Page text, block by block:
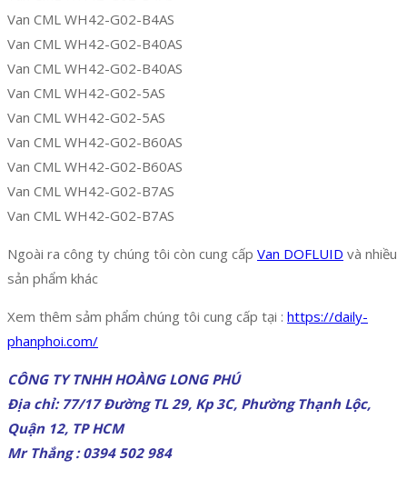
Van CML WH42-G02-B4AS
Van CML WH42-G02-B40AS
Van CML WH42-G02-B40AS
Van CML WH42-G02-5AS
Van CML WH42-G02-5AS
Van CML WH42-G02-B60AS
Van CML WH42-G02-B60AS
Van CML WH42-G02-B7AS
Van CML WH42-G02-B7AS
Ngoài ra công ty chúng tôi còn cung cấp Van DOFLUID và nhiều
sản phẩm khác
Xem thêm sảm phẩm chúng tôi cung cấp tại : https://daily-
phanphoi.com/
CÔNG TY TNHH HOÀNG LONG PHÚ
Địa chỉ: 77/17 Đường TL 29, Kp 3C, Phường Thạnh Lộc,
Quận 12, TP HCM
Mr Thắng : 0394 502 984